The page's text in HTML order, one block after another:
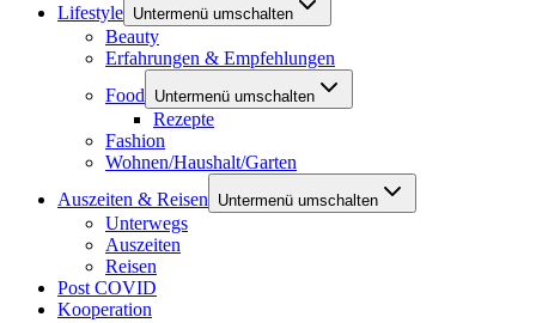
Lifestyle Untermenü umschalten
Beauty
Erfahrungen & Empfehlungen
Food
Untermenü umschalten
Rezepte
Fashion
Wohnen/Haushalt/Garten
Auszeiten & Reisen
Untermenü umschalten
Unterwegs
Auszeiten
Reisen
Post COVID
Kooperation